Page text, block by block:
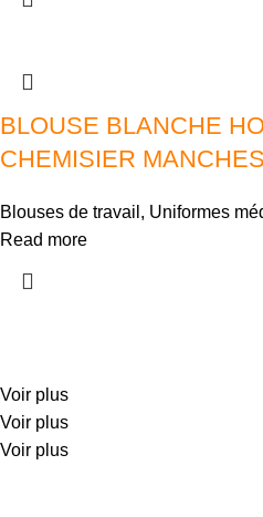
BLOUSE BLANCHE
CHEMISIER
Blouses de travail , Uniformes
Read more
Voir plus
Voir plus
Voir plus